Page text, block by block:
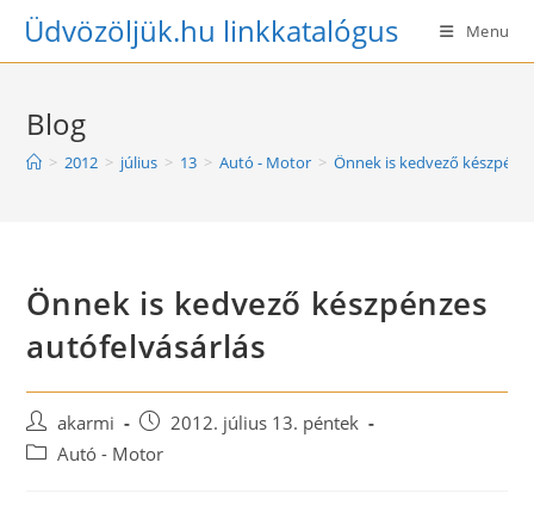
SkipÜdvözöljük.hu linkkatalógus Menu
Blog
> 2012 > július > 13 > Autó - Motor > Önnek is kedvező
Önnek is kedvező készpénzes
autófelvásárlás
Post
author:
akarmi
Post
published:
2012. július 13. péntek
PostAutó - Motor